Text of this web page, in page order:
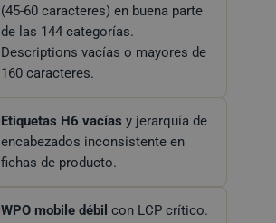
(45-60 caracteres) en buena parte
de las 144 categorías.
Descriptions vacías o mayores de
160 caracteres.
Etiquetas H6 vacías y jerarquía de
encabezados inconsistente en
fichas de producto.
WPO mobile débil con LCP crítico.